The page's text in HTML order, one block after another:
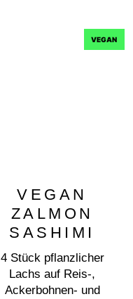
VEGAN
VEGAN
ZALMON
SASHIMI
4 Stück pflanzlicher
Lachs auf Reis-,
Ackerbohnen- und